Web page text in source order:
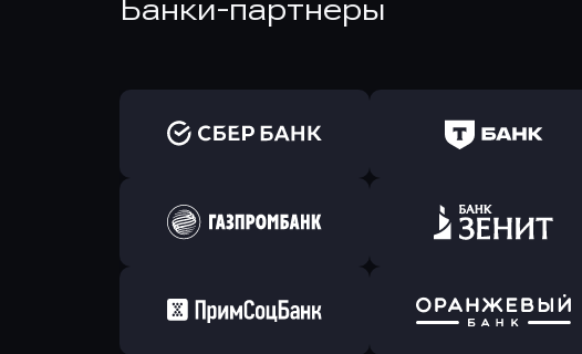
Банки-партнеры
Оправить заявку
в Сбербанк
Оправить заявку
в Т-Банк (Тинькофф)
Оправить заявку
в Газпромбанк
Оправить заявку
в Зенит Банк